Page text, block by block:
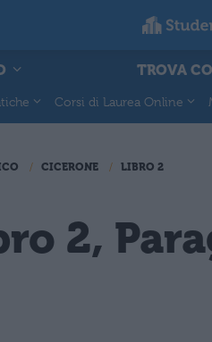
TROVA
Corsi di Laurea Online
CICERONE LIBRO 2
2,